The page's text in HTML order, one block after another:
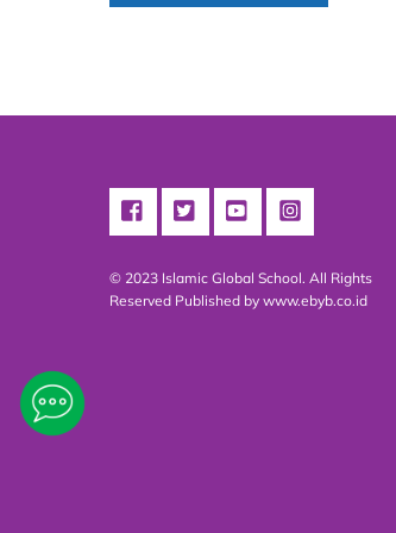
© 2023 Islamic Global School. All Rights
Reserved Published by www.ebyb.co.id